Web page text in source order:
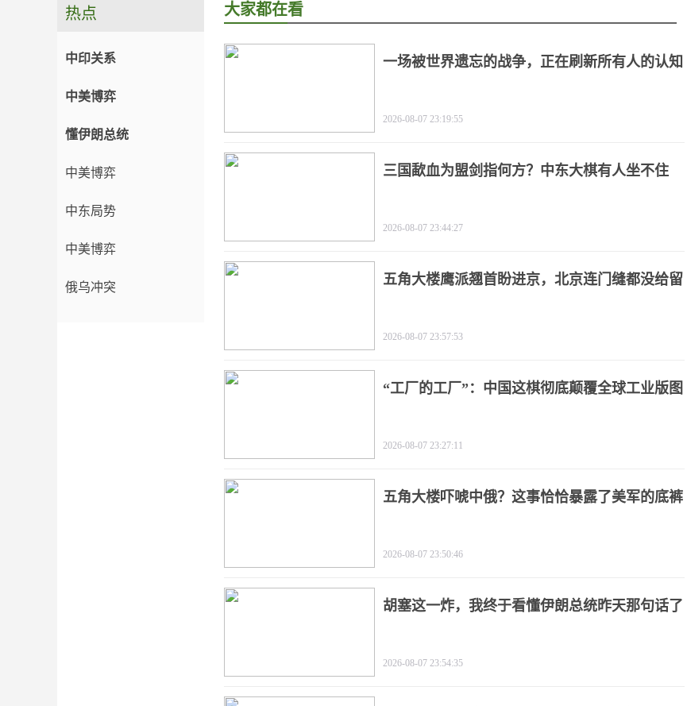
热点
中印关系
中美博弈
懂伊朗总统
中美博弈
中东局势
中美博弈
俄乌冲突
大家都在看
一场被世界遗忘的战争，正在刷新所有人的认知
2026-08-07 23:19:55
三国歃血为盟剑指何方？中东大棋有人坐不住
2026-08-07 23:44:27
五角大楼鹰派翘首盼进京，北京连门缝都没给留
2026-08-07 23:57:53
“工厂的工厂”：中国这棋彻底颠覆全球工业版图
2026-08-07 23:27:11
五角大楼吓唬中俄？这事恰恰暴露了美军的底裤
2026-08-07 23:50:46
胡塞这一炸，我终于看懂伊朗总统昨天那句话了
2026-08-07 23:54:35